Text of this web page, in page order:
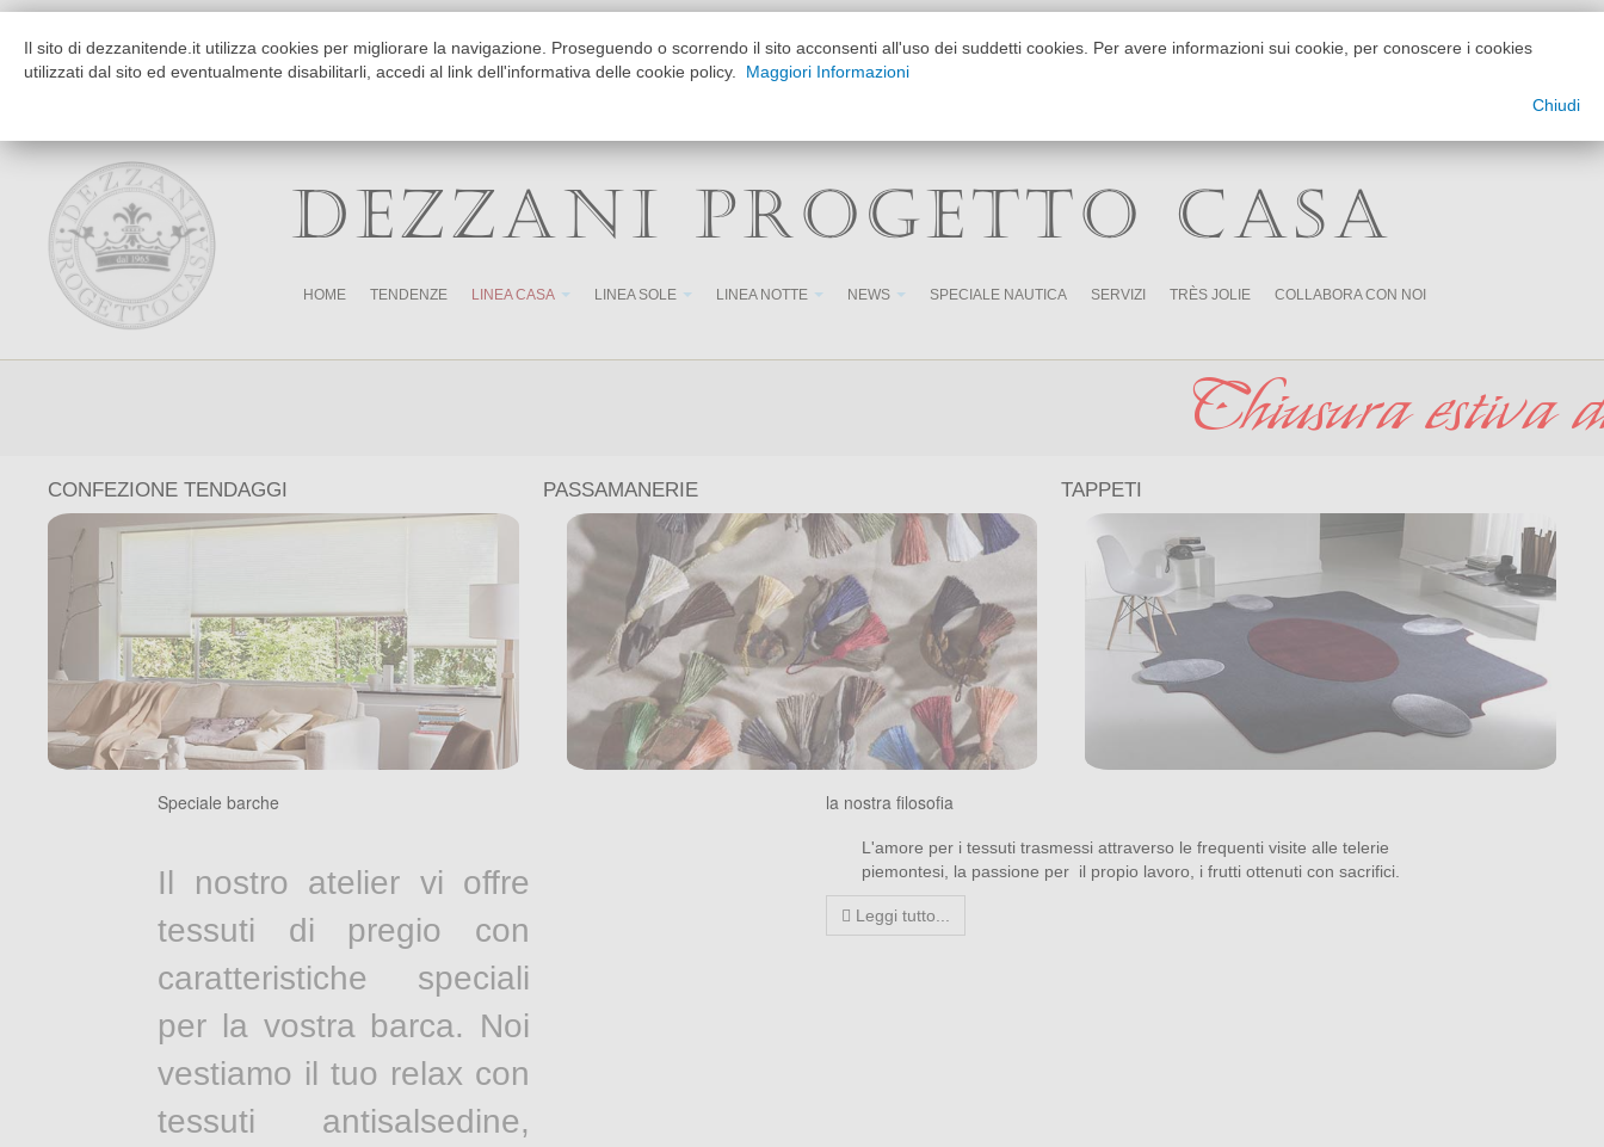
Da Martedì a Venerdì
Mattino 9:30-12:30 Pomeriggio 15:30-19:30
DEZZANI PROGETTO CASA
HOME TENDENZE LINEA CASA LINEA SOLE LINEA NOTTE NEWS SPECIALE NAUTICA SERVIZI TRÈS JOLIE COLLABORA CON NOI
Chiusura estiva dal 01
CONFEZIONE TENDAGGI PASSAMANERIE TAPPETI
Speciale barche
Il nostro atelier vi offre
tessuti di pregio con
caratteristiche speciali
per la vostra barca. Noi
vestiamo il tuo relax con
tessuti antisalsedine,
la nostra filosofia
L'amore per i tessuti trasmessi attraverso le frequenti visite alle telerie
piemontesi, la passione per il propio lavoro, i frutti ottenuti con sacrifici.
Leggi tutto...
Il sito di dezzanitende.it utilizza cookies per migliorare la navigazione. Proseguendo o scorrendo il sito acconsenti all'uso dei suddetti cookies. Per avere informazioni sui cookie, per conoscere i cookies
utilizzati dal sito ed eventualmente disabilitarli, accedi al link dell'informativa delle cookie policy.
Maggiori Informazioni
Chiudi